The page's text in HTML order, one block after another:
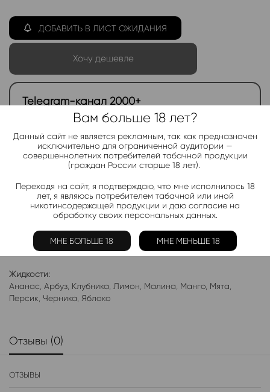
ДОБАВИТЬ В ЛИСТ ОЖИДАНИЯ
Хочу дешевле
Telegram-канал 2000+
Актуальные новинки и акции каждые день!
Подписаться
Категории:
CAMOBAR Samorebar 10000
Электронки:
Клубника ,Лимон, Манго , Мороженое,Мята ,Персик
Фруктовые,Яблоко,Ягодные
Жидкости:
Ананас, Арбуз, Клубника, Лимон, Малина, Манго, Мята,
Персик, Черника, Яблоко
Отзывы (0)
ОТЗЫВЫ
Вам больше 18 лет?
Данный сайт не является рекламным, так как предназначен
исключительно для ограниченной аудитории —
совершеннолетних потребителей табачной продукции
(граждан России старше 18 лет).
Переходя на сайт, я подтверждаю, что мне исполнилось 18
лет, я являюсь потребителем табачной или иной
никотинсодержащей продукции и даю согласие на
обработку своих персональных данных.
МНЕ БОЛЬШЕ 18 МНЕ МЕНЬШЕ 18